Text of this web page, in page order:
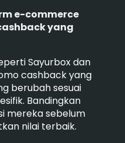
e-commerce
yang
Sayurbox dan
cashback yang
berubah sesuai
Bandingkan
mereka sebelum
nilai terbaik.